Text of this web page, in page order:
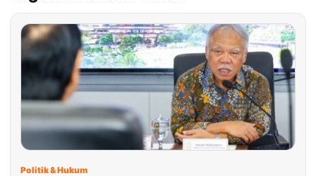
Politik & Hukum